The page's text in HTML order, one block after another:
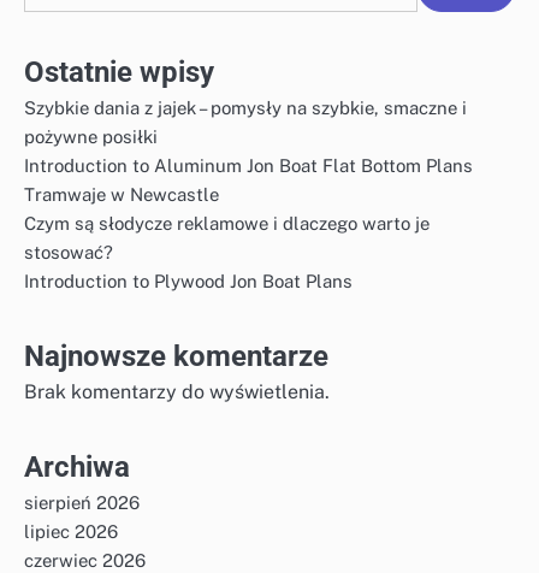
Ostatnie wpisy
Szybkie dania z jajek – pomysły na szybkie, smaczne i
pożywne posiłki
Introduction to Aluminum Jon Boat Flat Bottom Plans
Tramwaje w Newcastle
Czym są słodycze reklamowe i dlaczego warto je
stosować?
Introduction to Plywood Jon Boat Plans
Najnowsze komentarze
Brak komentarzy do wyświetlenia.
Archiwa
sierpień 2026
lipiec 2026
czerwiec 2026